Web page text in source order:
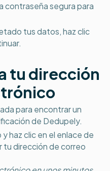
contraseña segura para
tus datos, haz clic
tu dirección
para encontrar un
de Dedupely.
haz clic en el enlace de
tu dirección de correo